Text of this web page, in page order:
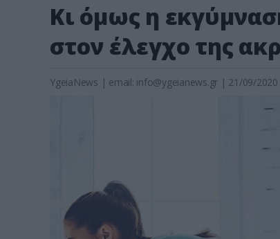
Κι όμως η
στον έλεγχο της
YgeiaNews | email: info@ygeianews.gr | 21/09/2020